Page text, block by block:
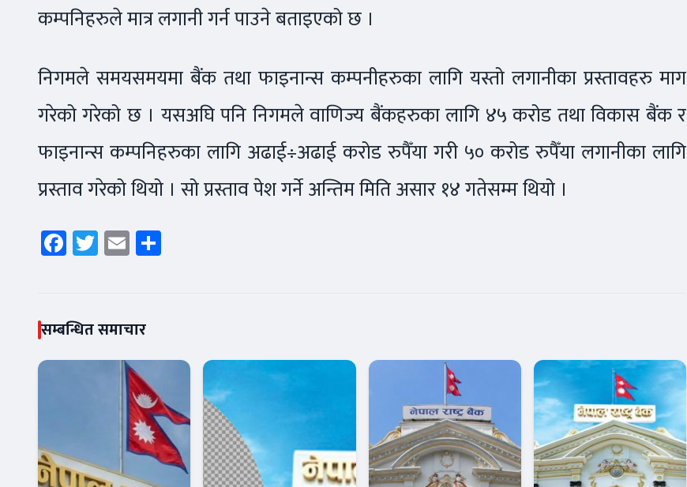
कम्पनिहरुले मात्र लगानी गर्न पाउने बताइएको छ ।
निगमले समयसमयमा बैंक तथा फाइनान्स कम्पनीहरुका लागि यस्तो लगानीका प्रस्तावहरु माग
गरेको गरेको छ । यसअघि पनि निगमले वाणिज्य बैंकहरुका लागि ४५ करोड तथा विकास बैंक र
फाइनान्स कम्पनिहरुका लागि अढाई÷अढाई करोड रुपैँया गरी ५० करोड रुपैँया लगानीका लागि
प्रस्ताव गरेको थियो । सो प्रस्ताव पेश गर्ने अन्तिम मिति असार १४ गतेसम्म थियो ।
Facebook
Twitter
Email
सम्बन्धित समाचार